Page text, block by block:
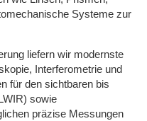
Systeme zur
liefern wir modernste
Interferometrie und
für den sichtbaren bis
sowie
präzise Messungen